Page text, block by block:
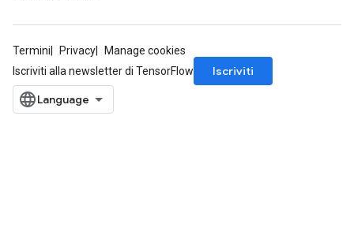
Termini Privacy
Manage cookies
Iscriviti alla newsletter di TensorFlow
Iscriviti